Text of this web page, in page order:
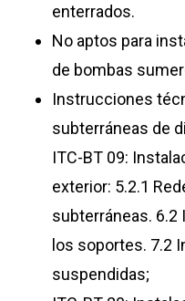
enterrados.
No aptos para
de bombas
Instrucciones
subterráneas de
ITC-BT 09:
exterior: 5.2.1
subterráneas. 6.2
los soportes. 7.2
suspendidas;